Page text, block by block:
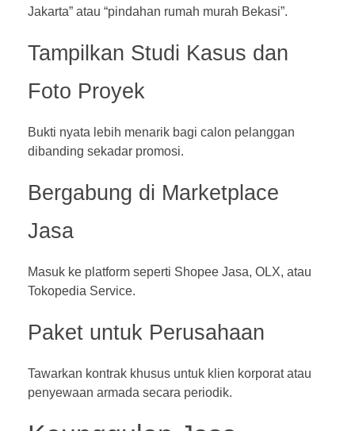
Jakarta” atau “pindahan rumah murah Bekasi”.
Tampilkan Studi Kasus dan
Foto Proyek
Bukti nyata lebih menarik bagi calon pelanggan
dibanding sekadar promosi.
Bergabung di Marketplace
Jasa
Masuk ke platform seperti Shopee Jasa, OLX, atau
Tokopedia Service.
Paket untuk Perusahaan
Tawarkan kontrak khusus untuk klien korporat atau
penyewaan armada secara periodik.